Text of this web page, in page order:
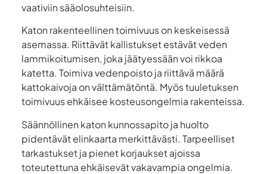
vaativiin sääolosuhteisiin.
Katon rakenteellinen toimivuus on keskeisessä
asemassa. Riittävät kallistukset estävät veden
lammikoitumisen, joka jäätyessään voi rikkoa
katetta. Toimiva vedenpoisto ja riittävä määrä
kattokaivoja on välttämätöntä. Myös tuuletuksen
toimivuus ehkäisee kosteusongelmia rakenteissa.
Säännöllinen katon kunnossapito ja huolto
pidentävät elinkaarta merkittävästi. Tarpeelliset
tarkastukset ja pienet korjaukset ajoissa
toteutettuna ehkäisevät vakavampia ongelmia.